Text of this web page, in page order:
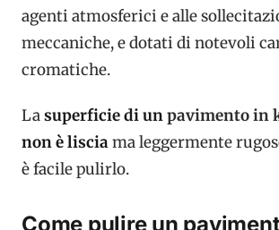
agenti atmosferici e alle
meccaniche, e dotati di notevoli
cromatiche.
Lasuperficie di unpavimento in
non è lisciama leggermente
è facile pulirlo.
Come pulire un